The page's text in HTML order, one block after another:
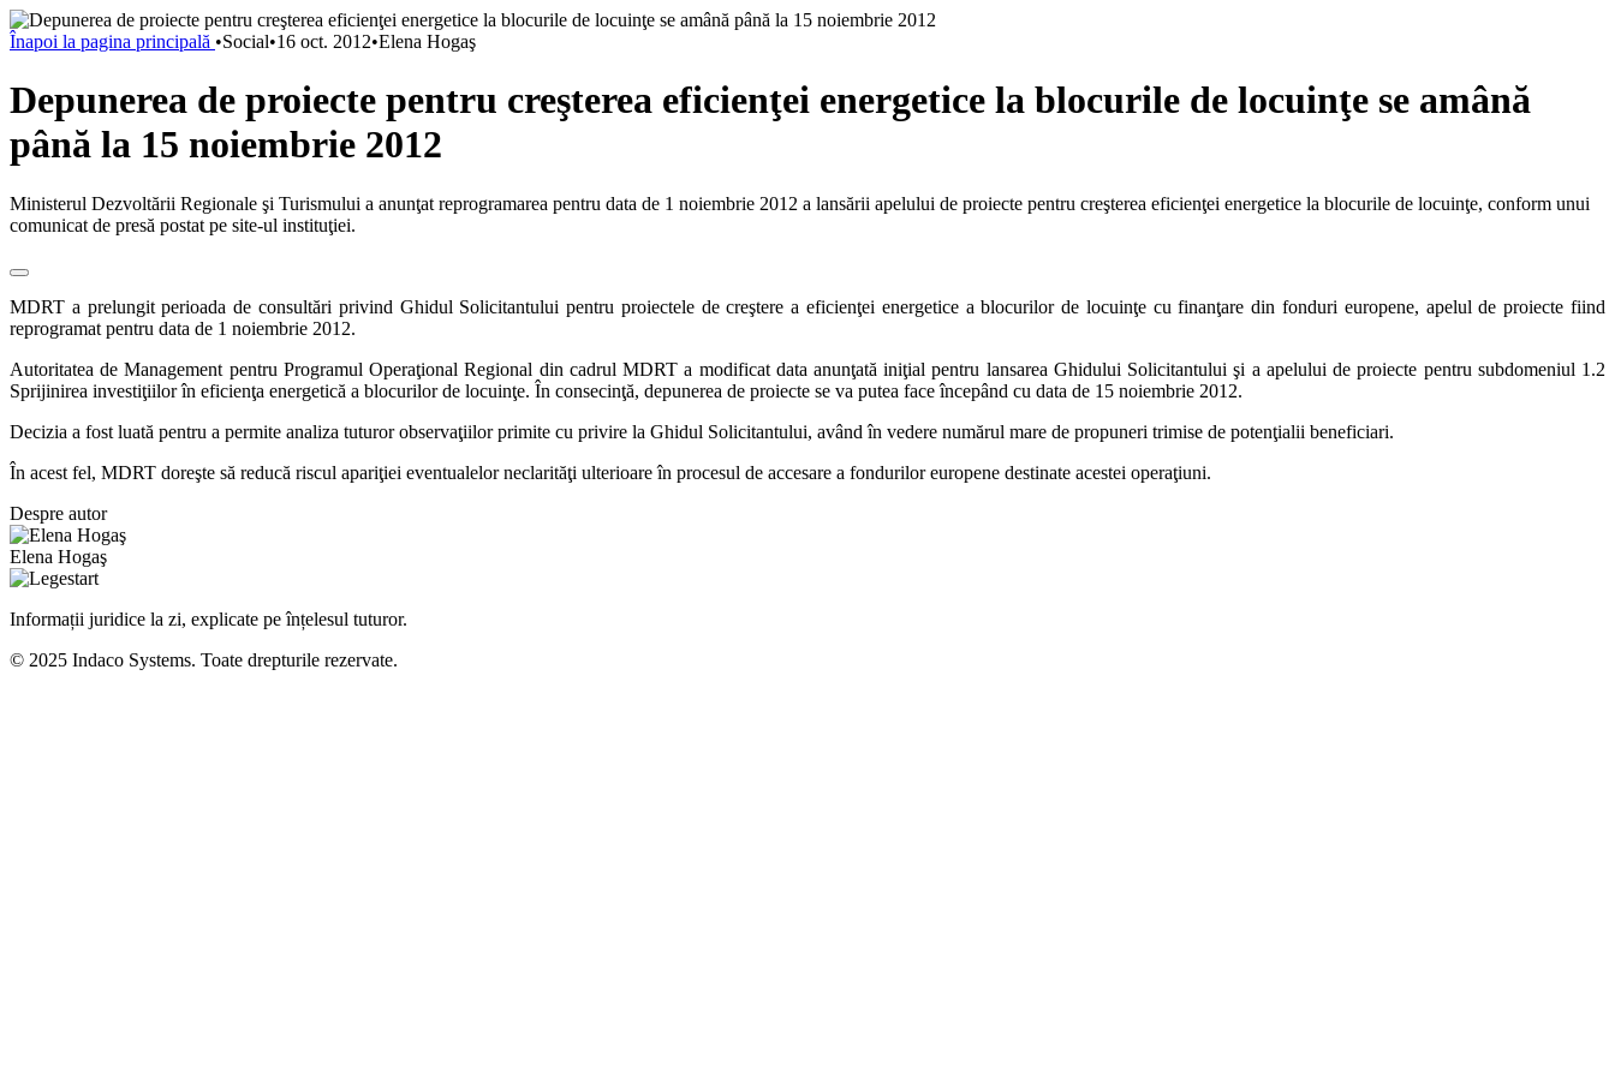
Înapoi la pagina principală •Social•16 oct. 2012•Elena Hogaş
Depunerea de proiecte pentru creşterea eficienţei energetice la blocurile de locuinţe se amână
până la 15 noiembrie 2012
Ministerul Dezvoltării Regionale şi Turismului a anunţat reprogramarea pentru data de 1 noiembrie 2012 a lansării apelului de proiecte pentru creşterea eficienţei energetice la blocurile de locuinţe, conform unui
comunicat de presă postat pe site-ul instituţiei.
MDRT a prelungit perioada de consultări privind Ghidul Solicitantului pentru proiectele de creştere a eficienţei energetice a blocurilor de locuinţe cu finanţare din fonduri europene, apelul de proiecte fiind
reprogramat pentru data de 1 noiembrie 2012.
Autoritatea de Management pentru Programul Operaţional Regional din cadrul MDRT a modificat data anunţată iniţial pentru lansarea Ghidului Solicitantului şi a apelului de proiecte pentru subdomeniul 1.2
Sprijinirea investiţiilor în eficienţa energetică a blocurilor de locuinţe. În consecinţă, depunerea de proiecte se va putea face începând cu data de 15 noiembrie 2012.
Decizia a fost luată pentru a permite analiza tuturor observaţiilor primite cu privire la Ghidul Solicitantului, având în vedere numărul mare de propuneri trimise de potenţialii beneficiari.
În acest fel, MDRT doreşte să reducă riscul apariţiei eventualelor neclarităţi ulterioare în procesul de accesare a fondurilor europene destinate acestei operaţiuni.
Despre autor
Elena Hogaş
Informații juridice la zi, explicate pe înțelesul tuturor.
© 2025 Indaco Systems. Toate drepturile rezervate.